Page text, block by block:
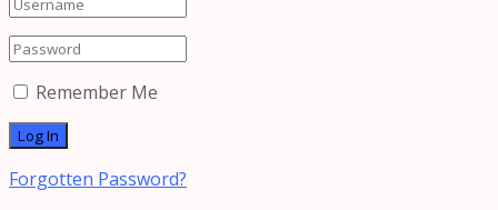
Remember Me
Forgotten Password?